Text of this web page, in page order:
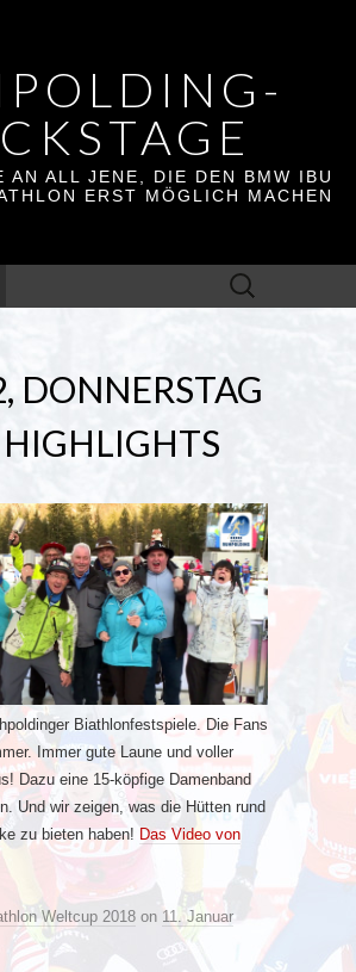
AN ALL JENE, DIE DEN BMW IBU
ERST MÖGLICH MACHEN
Suchen
nach:
DONNERSTAG
Biathlonfestspiele. Die Fans
Immer gute Laune und voller
Dazu eine 15-köpfige Damenband
Und wir zeigen, was die Hütten rund
zu bieten haben! Das Video von
Weltcup 2018 on 11. Januar